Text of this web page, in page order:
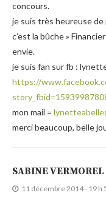
concours.
je suis très heureuse de
c’est la bûche »
envie.
je suis fan sur fb :
https://
mon mail =
merci beaucoup, belle
SABINE VERMOREL
11 décembre 2014 - 19 h